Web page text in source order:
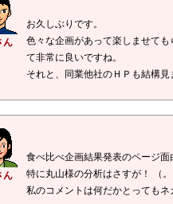
ん
お久しぶりです。
色々な企画があって楽しませて
て非常に良いですね。
それと、同業他社のＨＰも結構
ん
食べ比べ企画結果発表のページ面
特に丸山様の分析はさすが！ （
私のコメントは何だかとってもネ